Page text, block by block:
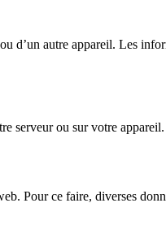
d’un autre appareil. Les
serveur ou sur votre appareil.
Pour ce faire, diverses